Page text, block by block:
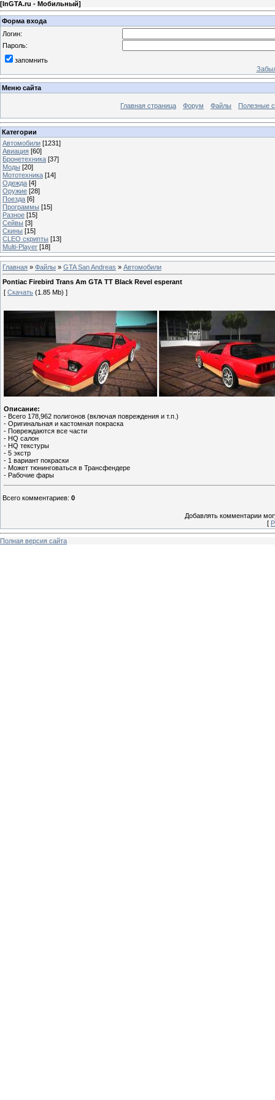
[InGTA.ru - Мобильный]
Форма входа
Логин:
Пароль:
запомнить
Меню сайта
Главная страница Форум Файлы Полезные
Категории
Автомобили [1231]
Авиация [60]
Бронетехника [37]
Моды [20]
Мототехника [14]
Одежда [4]
Оружие [28]
Поезда [6]
Программы [15]
Разное [15]
Сейвы [3]
Скины [15]
CLEO скрипты [13]
Multi-Player [18]
Главная » Файлы » GTA San Andreas » Автомобили
Pontiac Firebird Trans Am GTA TT Black Revel esperant
[ Скачать (1.85 Mb) ]
Описание:
- Всего 178,962 полигонов (включая повреждения и т.п.)
- Оригинальная и кастомная покраска
- Повреждаются все части
- HQ салон
- HQ текстуры
- 5 экстр
- 1 вариант покраски
- Может тюнинговаться в Трансфендере
- Рабочие фары
Всего комментариев: 0
Добавлять комментарии
[
Полная версия сайта